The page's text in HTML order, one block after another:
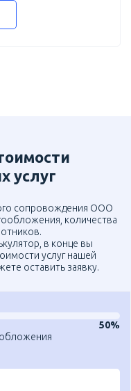
услуг
сопровождения ООО
количества
в конце вы
услуг нашей
оставить заявку.
50%